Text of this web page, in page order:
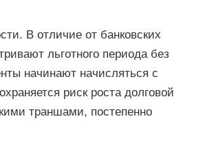
В отличие от банковских
льготного периода без
начинают начисляться с
риск роста долговой
траншами, постепенно